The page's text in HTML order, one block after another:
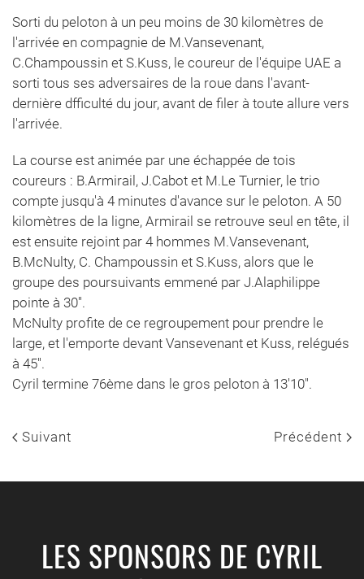
Sorti du peloton à un peu moins de 30 kilomètres de
l'arrivée en compagnie de M.Vansevenant,
C.Champoussin et S.Kuss, le coureur de l'équipe UAE a
sorti tous ses adversaires de la roue dans l'avant-
dernière dfficulté du jour, avant de filer à toute allure vers
l'arrivée.
La course est animée par une échappée de tois
coureurs : B.Armirail, J.Cabot et M.Le Turnier, le trio
compte jusqu'à 4 minutes d'avance sur le peloton. A 50
kilomètres de la ligne, Armirail se retrouve seul en tête, il
est ensuite rejoint par 4 hommes M.Vansevenant,
B.McNulty, C. Champoussin et S.Kuss, alors que le
groupe des poursuivants emmené par J.Alaphilippe
pointe à 30''.
McNulty profite de ce regroupement pour prendre le
large, et l'emporte devant Vansevenant et Kuss, relégués
à 45''.
Cyril termine 76ème dans le gros peloton à 13'10".
Suivant Précédent
LES SPONSORS DE CYRIL